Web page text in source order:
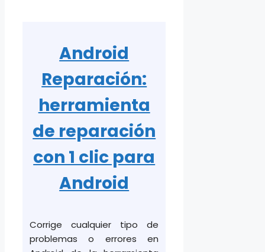
Android
Reparación:
herramienta
de reparación
con 1 clic para
Android
Corrige cualquier tipo de
problemas o errores en